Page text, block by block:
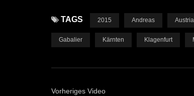
TAGS 2015 Andreas Austria
Gabalier Kärnten Klagenfurt
Vorheriges Video